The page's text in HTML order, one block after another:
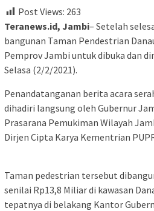
Post Views: 263
Teranews.id, Jambi– Setelah
bangunan Taman Pendestrian
Pemprov Jambi untuk dibuka dan
Selasa (2/2/2021).
Penandatanganan berita acara
dihadiri langsung oleh Gubernur
Prasarana Pemukiman Wilayah
Dirjen Cipta Karya Kementrian
Taman pedestrian tersebut
senilai Rp13,8 Miliar di kawasan
tepatnya di belakang Kantor